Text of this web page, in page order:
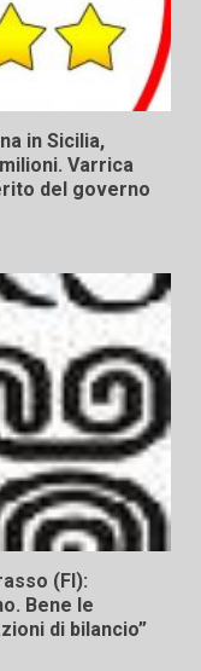
in Sicilia,
Varrica
del governo
(FI):
Bene le
di bilancio”